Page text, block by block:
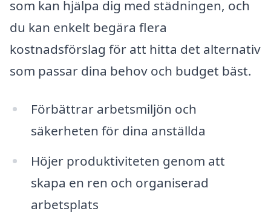
som kan hjälpa dig med städningen, och
du kan enkelt begära flera
kostnadsförslag för att hitta det alternativ
som passar dina behov och budget bäst.
Förbättrar arbetsmiljön och
säkerheten för dina anställda
Höjer produktiviteten genom att
skapa en ren och organiserad
arbetsplats